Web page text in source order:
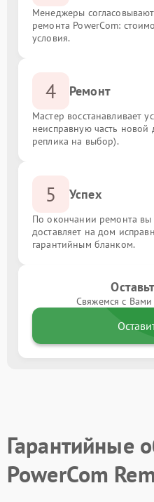
Менеджеры
ремонта PowerCom:
условия.
4 Ремонт
Мастер восстанавливает
неисправную часть новой
реплика на выбор).
5 Успех
По окончании ремонта вы
доставляет на дом
гарантийным бланком.
Свяжемся с
Гарантийные
PowerCom